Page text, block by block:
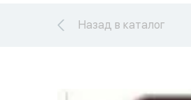
Назад в каталог